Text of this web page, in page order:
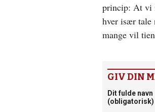
princip: At vi
hver især tale
mange vil
GIV DIN
Dit fulde navn
(obligatorisk)